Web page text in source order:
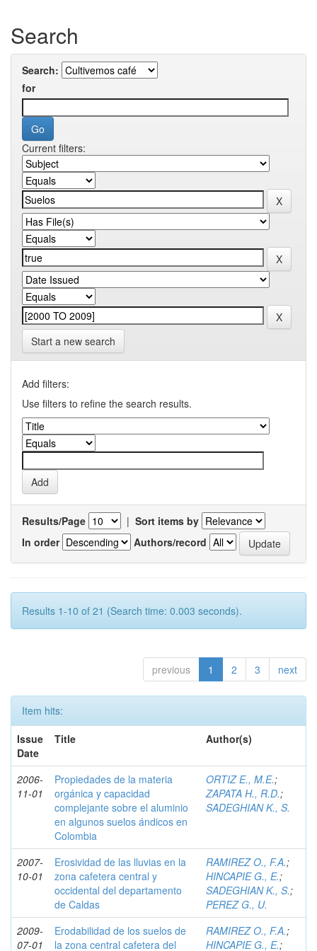
Search
Search:
for
Current filters:
Start a new search
Add filters:
Use filters to refine the search results.
Results/Page | Sort items by
In order
Authors/record
Results 1-10 of 21 (Search time: 0.003 seconds).
previous 1 2 3 next
Item hits:
Issue
Date
Title Author(s)
2006-
11-01
Propiedades de la materia
orgánica y capacidad
complejante sobre el aluminio
en algunos suelos ándicos en
Colombia
ORTIZ E., M.E.;
ZAPATA H., R.D.;
SADEGHIAN K., S.
2007-
10-01
Erosividad de las lluvias en la
zona cafetera central y
occidental del departamento
de Caldas
RAMIREZ O., F.A.;
HINCAPIE G., E.;
SADEGHIAN K., S.;
PEREZ G., U.
2009-
07-01
Erodabilidad de los suelos de
la zona central cafetera del
RAMIREZ O., F.A.;
HINCAPIE G., E.;